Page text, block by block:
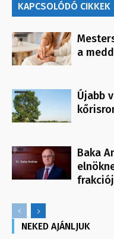
KAPCSOLÓDÓ CIKKEK
a
Újabb
Baka
NEKED AJÁNLJUK